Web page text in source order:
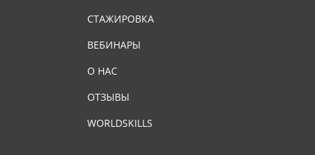
СТАЖИРОВКА
ВЕБИНАРЫ
О НАС
ОТЗЫВЫ
WORLDSKILLS